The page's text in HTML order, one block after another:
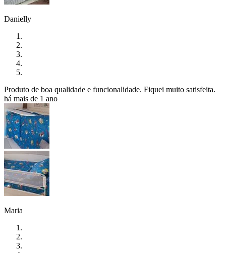
Danielly
Produto de boa qualidade e funcionalidade. Fiquei muito satisfeita.
há mais de 1 ano
Maria